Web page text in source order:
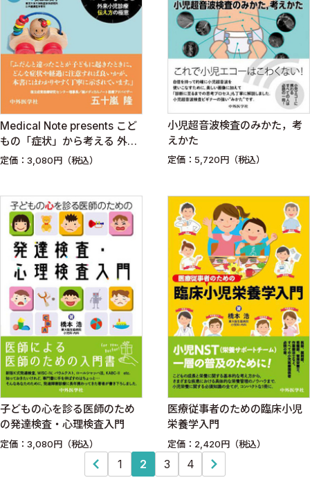
Medical Note presents こど
もの「症状」から考える 外来
小児診療 伝え方の極意
定価：3,080円（税込）
小児超音波検査のみかた，考
えかた
定価：5,720円（税込）
子どもの心を診る医師のため
の発達検査・心理検査入門
定価：3,080円（税込）
医療従事者のための臨床小児
栄養学入門
定価：2,420円（税込）
1 2 3 4